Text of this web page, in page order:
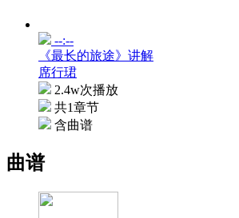
--:--
《最长的旅途》讲解
席行珺
2.4w次播放
共1章节
含曲谱
曲谱